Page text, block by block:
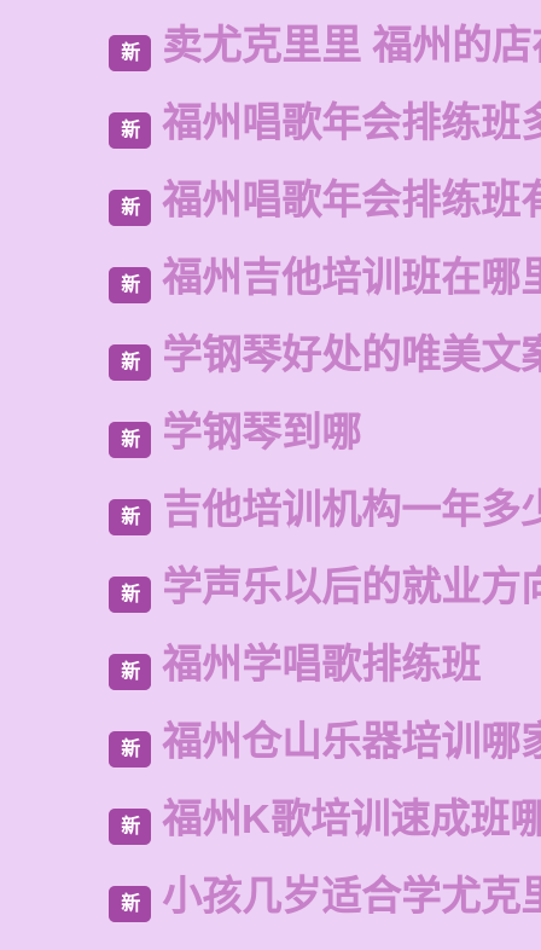
新 卖尤克里里 福州的
新 福州唱歌年会排练班
新 福州唱歌年会排练班
新 福州吉他培训班在哪
新 学钢琴好处的唯美文
新 学钢琴到哪
新 吉他培训机构一年多
新 学声乐以后的就业方
新 福州学唱歌排练班
新 福州仓山乐器培训哪
新 福州K歌培训速成班
新 小孩几岁适合学尤克